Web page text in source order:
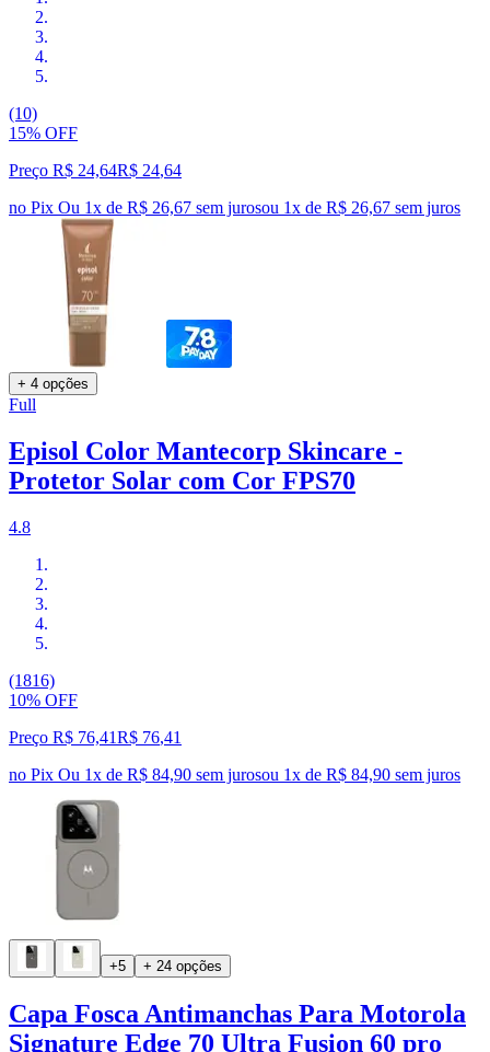
(10)
15% OFF
Preço R$ 24,64R$ 24,64
no Pix Ou 1x de R$ 26,67 sem jurosou 1x de R$ 26,67 sem juros
+ 4 opções
Full
Episol Color Mantecorp Skincare -
Protetor Solar com Cor FPS70
4.8
(1816)
10% OFF
Preço R$ 76,41R$ 76,41
no Pix Ou 1x de R$ 84,90 sem jurosou 1x de R$ 84,90 sem juros
+5 + 24 opções
Capa Fosca Antimanchas Para Motorola
Signature Edge 70 Ultra Fusion 60 pro